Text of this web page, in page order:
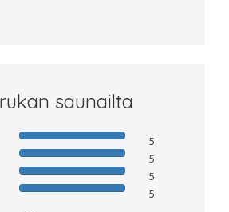
saunailta
5
5
5
5